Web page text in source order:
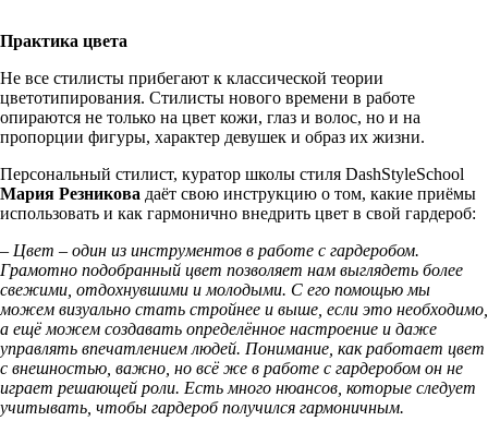
Практика цвета
Не все стилисты прибегают к классической теории
цветотипирования. Стилисты нового времени в работе
опираются не только на цвет кожи, глаз и волос, но и на
пропорции фигуры, характер девушек и образ их жизни.
Персональный стилист, куратор школы стиля DashStyleSchool
Мария Резникова даёт свою инструкцию о том, какие приёмы
использовать и как гармонично внедрить цвет в свой гардероб:
– Цвет – один из инструментов в работе с гардеробом.
Грамотно подобранный цвет позволяет нам выглядеть более
свежими, отдохнувшими и молодыми. С его помощью мы
можем визуально стать стройнее и выше, если это необходимо,
а ещё можем создавать определённое настроение и даже
управлять впечатлением людей. Понимание, как работает цвет
с внешностью, важно, но всё же в работе с гардеробом он не
играет решающей роли. Есть много нюансов, которые следует
учитывать, чтобы гардероб получился гармоничным.